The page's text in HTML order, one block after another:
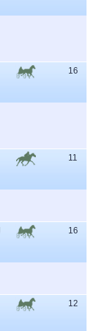
16
11
16
12